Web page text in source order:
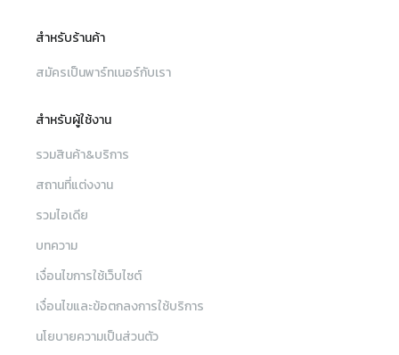
สำหรับร้านค้า
สมัครเป็นพาร์ทเนอร์กับเรา
สำหรับผู้ใช้งาน
รวมสินค้า&บริการ
สถานที่แต่งงาน
รวมไอเดีย
บทความ
เงื่อนไขการใช้เว็บไซต์
เงื่อนไขและข้อตกลงการใช้บริการ
นโยบายความเป็นส่วนตัว